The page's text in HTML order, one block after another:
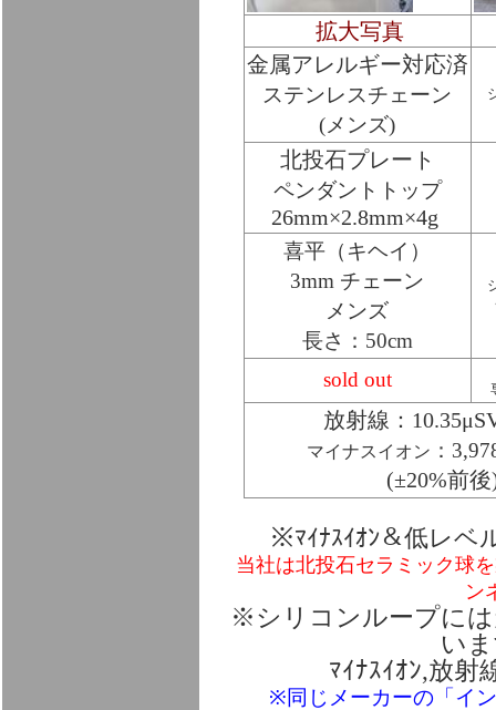
拡大写真
金属アレルギー対応済
ステンレスチェーン
(メンズ)
北投石プレート
ペンダントトップ
26mm×2.8mm×4g
喜平（キヘイ）
3mm チェーン
メンズ
長さ：50cm
sold out
放射線：
マイナスイオン ：
(±20%前
※ﾏｲﾅｽｲｵﾝ＆低レベ
当社は北投石セラミック球
ン
※シリコンループには
い
ﾏｲﾅｽｲｵﾝ,放射
※同じメーカーの「イ